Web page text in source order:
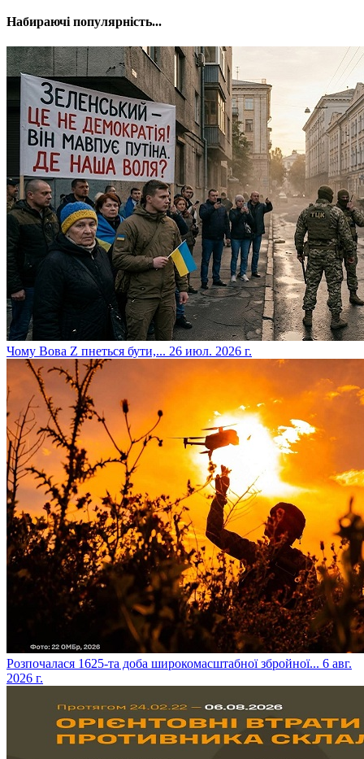
Набираючі популярність...
​Чому Вова Z пнеться бути,... 26 июл. 2026 г.
​Розпочалася 1625-та доба широкомасштабної збройної... 6 авг.
2026 г.